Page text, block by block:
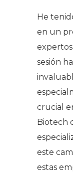
He
en un
sesión
crucial
Biotech
este
estas